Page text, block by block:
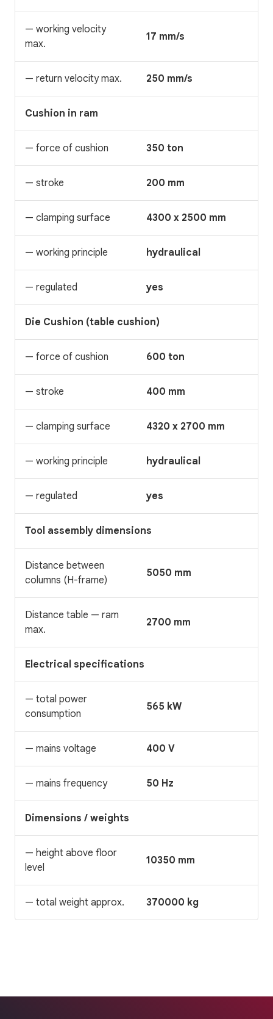
— working velocity
max.
17 mm/s
— return velocity max. 250 mm/s
Cushion in ram
— force of cushion 350 ton
— stroke 200 mm
— clamping surface 4300 x 2500 mm
— working principle hydraulical
— regulated yes
Die Cushion (table cushion)
— force of cushion 600 ton
— stroke 400 mm
— clamping surface 4320 x 2700 mm
— working principle hydraulical
— regulated yes
Tool assembly dimensions
Distance between
columns (H-frame)
5050 mm
Distance table — ram
max.
2700 mm
Electrical specifications
— total power
consumption
565 kW
— mains voltage 400 V
— mains frequency 50 Hz
Dimensions / weights
— height above floor
level
10350 mm
— total weight approx. 370000 kg